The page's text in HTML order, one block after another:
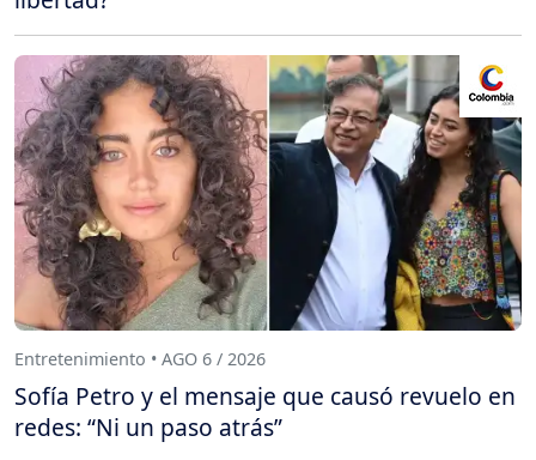
Entretenimiento • AGO 6 / 2026
Sofía Petro y el mensaje que causó revuelo en
redes: “Ni un paso atrás”